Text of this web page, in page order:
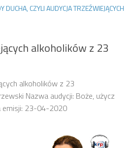
CZYLI AUDYCJA TRZEŹWIEJĄCYCH
alkoholików z 23
alkoholików z 23
Nazwa audycji: Boże, użycz
emisji: 23-04-2020